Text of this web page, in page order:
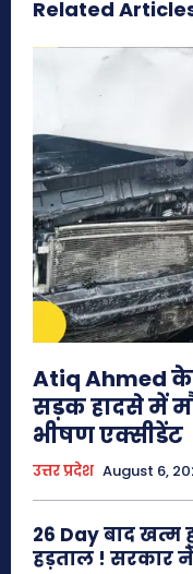
Related
Atiq Ahmed
सड़क हादसे में
भीषण एक्सीडेंट
उत्तर प्रदेश August 6,
26 Day बाद
हड़ताल ! सरकार